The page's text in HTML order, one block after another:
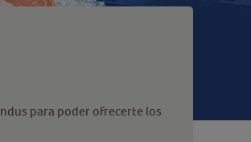
para poder ofrecerte los